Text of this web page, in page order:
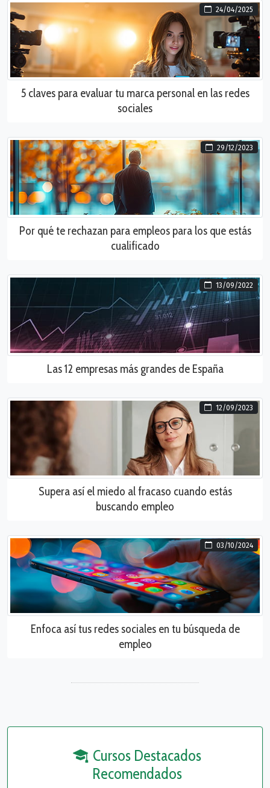
24/04/2025
5 claves para evaluar tu marca personal en las redes
sociales
29/12/2023
Por qué te rechazan para empleos para los que estás
cualificado
13/09/2022
Las 12 empresas más grandes de España
12/09/2023
Supera así el miedo al fracaso cuando estás
buscando empleo
03/10/2024
Enfoca así tus redes sociales en tu búsqueda de
empleo
Cursos Destacados
Recomendados